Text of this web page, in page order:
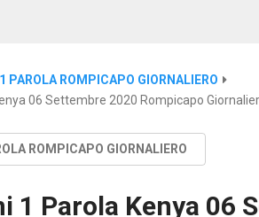
PAROLA ROMPICAPO GIORNALIERO
06 Settembre 2020 Rompicapo
ROMPICAPO GIORNALIERO
1 Parola Kenya 06